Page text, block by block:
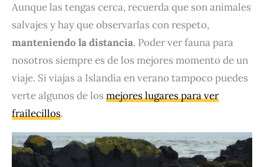
Aunque las tengas cerca, recuerda que son animales
salvajes y hay que observarlas con respeto,
manteniendo la distancia. Poder ver fauna para
nosotros siempre es de los mejores momento de un
viaje. Si viajas a Islandia en verano tampoco puedes
verte algunos de los mejores lugares para ver
frailecillos.